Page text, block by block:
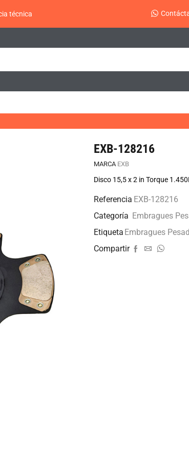
técnica
EXB-128216
MARCA EXB
Disco 15,5 x 2 in Torque
Referencia EXB-128216
Categoría Embragues
Etiqueta Embragues
Compartir